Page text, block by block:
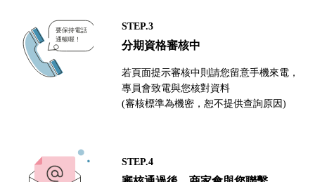
STEP.3
分期資格審核中
若頁面提示審核中則請您留意手機來電，
專員會致電與您核對資料
(審核標準為機密，恕不提供查詢原因)
STEP.4